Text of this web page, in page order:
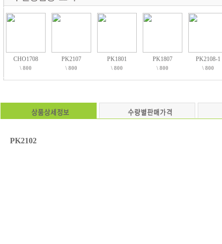
CHO1708
\ 800
PK2107
\ 800
PK1801
\ 800
PK1807
\ 800
PK2108-1
\ 800
PK2102